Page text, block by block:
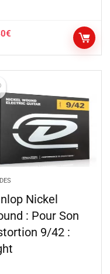
€
Nickel
: Pour Son
9/42 :